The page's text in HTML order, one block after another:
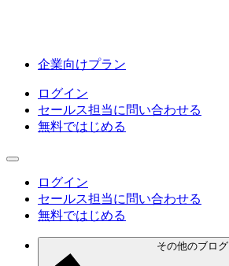
企業向けプラン
ログイン
セールス担当に問い合わせる
無料ではじめる
ログイン
セールス担当に問い合わせる
無料ではじめる
その他のブログ